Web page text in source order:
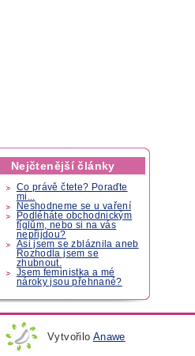
Nejčtenější články
Co právě čtete? Poraďte
mi...
Neshodneme se u vaření
Podléháte obchodnickým
fíglům, nebo si na vás
nepřijdou?
Asi jsem se zbláznila aneb
Rozhodla jsem se
zhubnout.
Jsem feministka a mé
nároky jsou přehnané?
Vytvořilo Anawe